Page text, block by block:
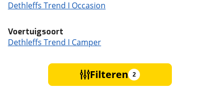
Dethleffs Trend I Occasion
Voertuigsoort
Dethleffs Trend I Camper
Filteren 2